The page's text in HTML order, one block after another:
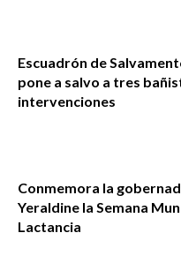
Escuadrón de
pone a salvo a tres
intervenciones
Conmemora la
Yeraldine la Semana
Lactancia